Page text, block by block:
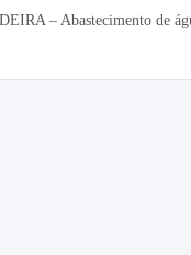
– Abastecimento de